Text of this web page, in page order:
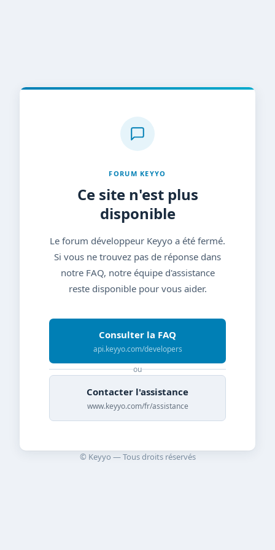
FORUM KEYYO
Ce site n'est plus
disponible
Le forum développeur Keyyo a été fermé.
Si vous ne trouvez pas de réponse dans
notre FAQ, notre équipe d'assistance
reste disponible pour vous aider.
Consulter la FAQ
api.keyyo.com/developers
ou
Contacter l'assistance
www.keyyo.com/fr/assistance
© Keyyo — Tous droits réservés